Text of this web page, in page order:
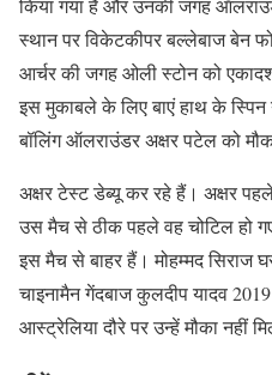
किया गया है और उनकी जगह
स्थान पर विकेटकीपर बल्लेबाज बेन
आर्चर की जगह ओली स्टोन को
इस मुकाबले के लिए बाएं हाथ के स्पिन
बॉलिंग ऑलराउंडर अक्षर पटेल को
अक्षर टेस्ट डेब्यू कर रहे हैं। अक्षर
उस मैच से ठीक पहले वह चोटिल हो
इस मैच से बाहर हैं। मोहम्मद सिराज
चाइनामैन गेंदबाज कुलदीप यादव
आस्ट्रेलिया दौरे पर उन्हें मौका नहीं